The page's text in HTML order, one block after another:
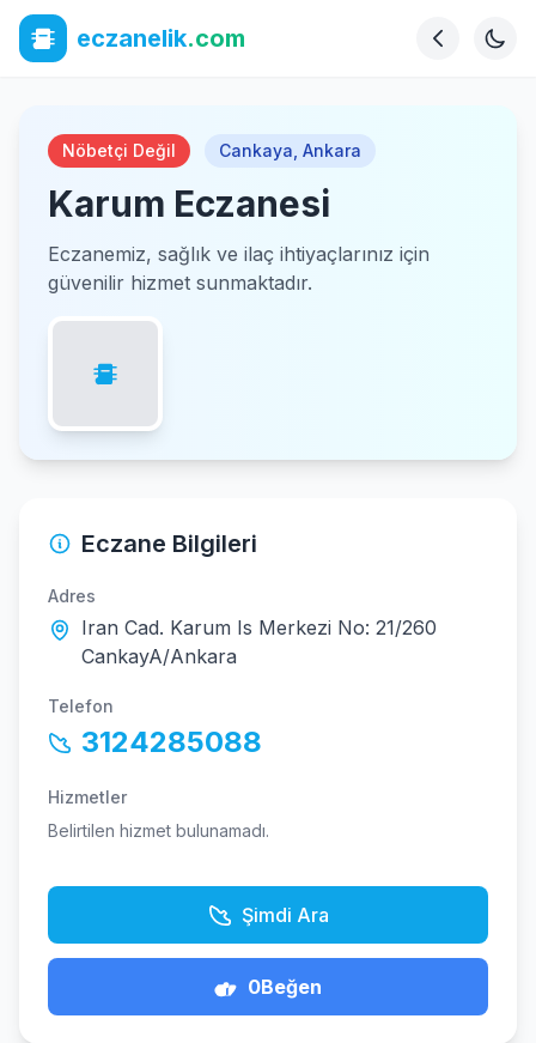
eczanelik.com
Nöbetçi Değil Cankaya Ankara
Karum Eczanesi
Eczanemiz, sağlık ve ilaç ihtiyaçlarınız için
güvenilir hizmet sunmaktadır.
Eczane Bilgileri
Adres
Iran Cad. Karum Is Merkezi No: 21/260
CankayA/Ankara
Telefon
3124285088
Hizmetler
Belirtilen hizmet bulunamadı.
Şimdi Ara
0Beğen